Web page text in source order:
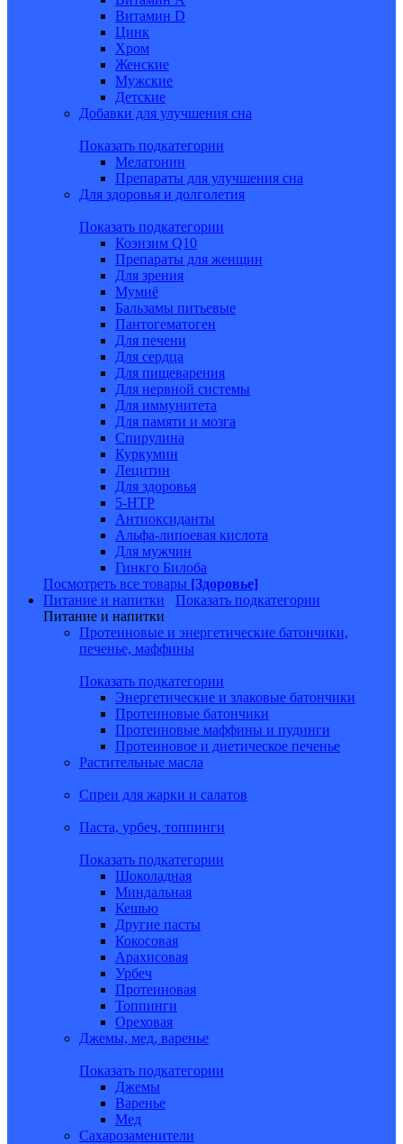
Витамин D
Цинк
Хром
Женские
Мужские
Детские
Добавки для улучшения сна
Показать подкатегории
Мелатонин
Препараты для улучшения сна
Для здоровья и долголетия
Показать подкатегории
Коэнзим Q10
Препараты для женщин
Для зрения
Мумиё
Бальзамы питьевые
Пантогематоген
Для печени
Для сердца
Для пищеварения
Для нервной системы
Для иммунитета
Для памяти и мозга
Спирулина
Куркумин
Лецитин
Для здоровья
5-HTP
Антиоксиданты
Альфа-липоевая кислота
Для мужчин
Гинкго Билоба
Посмотреть все товары [Здоровье]
Питание и напитки
Показать подкатегории
Питание и напитки
Протеиновые и энергетические батончики,
печенье, маффины
Показать подкатегории
Энергетические и злаковые батончики
Протеиновые батончики
Протеиновые маффины и пудинги
Протеиновое и диетическое печенье
Растительные масла
Спреи для жарки и салатов
Паста, урбеч, топпинги
Показать подкатегории
Шоколадная
Миндальная
Кешью
Другие пасты
Кокосовая
Арахисовая
Урбеч
Протеиновая
Топпинги
Ореховая
Джемы, мед, варенье
Показать подкатегории
Джемы
Варенье
Мед
Сахарозаменители